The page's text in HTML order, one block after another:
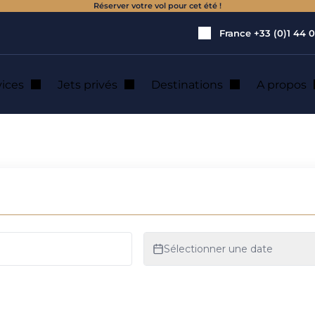
Réserver votre vol pour cet été !
France +33 (0)1 44
Jets privés Destinations A propos